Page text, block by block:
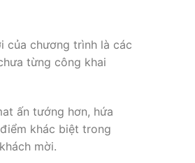
của chương trình là các
từng công khai
ấn tướng hơn, hứa
khác biệt trong
mời.